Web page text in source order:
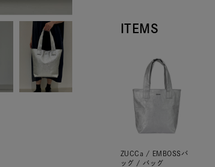
ITEMS
ZUCCa / EMBOSSバ
ッグ / バッグ